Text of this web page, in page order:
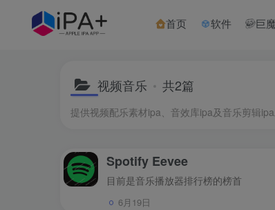
首页 软件 巨
视频音乐 共2篇
提供视频配乐素材ipa、音效库ipa及音乐剪辑
Spotify Eevee
目前是音乐播放器排行榜的榜首
6月19日